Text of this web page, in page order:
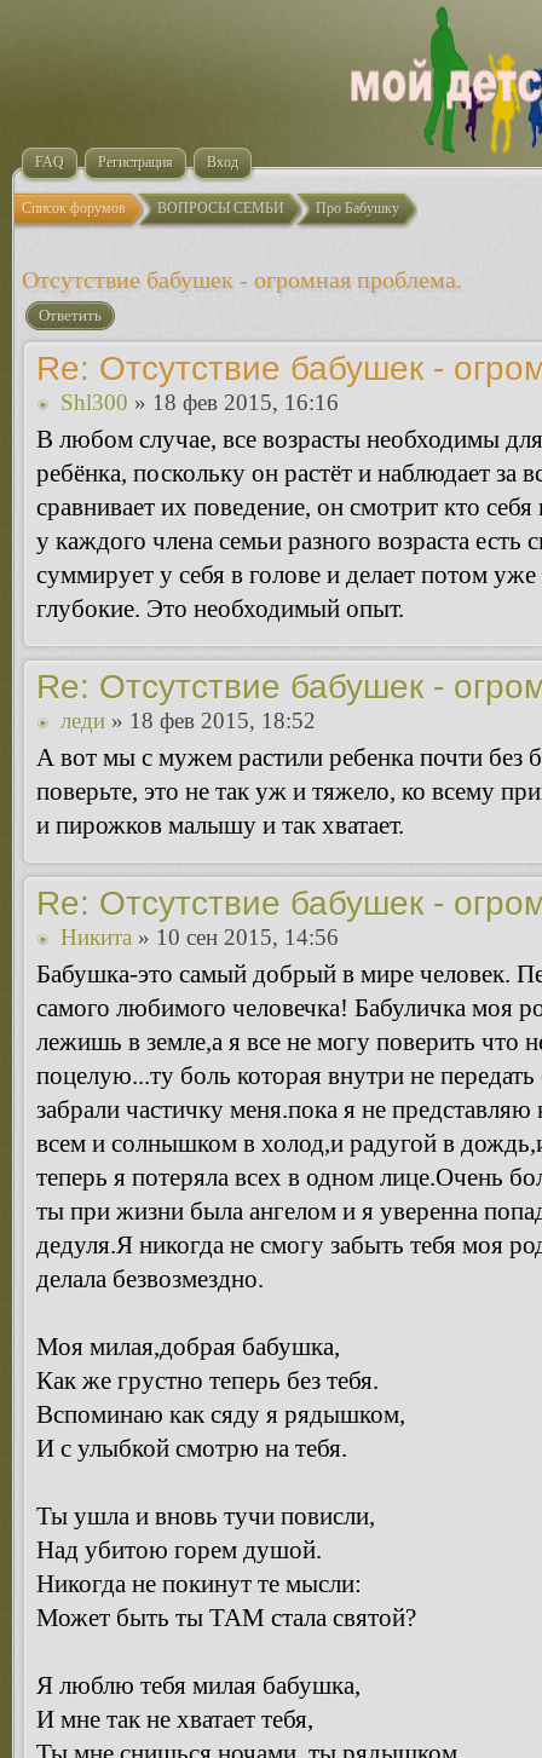
FAQ Регистрация Вход
Список форумов ВОПРОСЫ СЕМЬИ Про Бабушку
Отсутствие бабушек - огромная проблема.
Ответить
Re: Отсутствие бабушек -
Shl300 » 18 фев 2015, 16:16
В любом случае, все возрасты необходимы
ребёнка, поскольку он растёт и наблюдает за
сравнивает их поведение, он смотрит кто себя
у каждого члена семьи разного возраста есть
суммирует у себя в голове и делает потом
глубокие. Это необходимый опыт.
Re: Отсутствие бабушек -
леди » 18 фев 2015, 18:52
А вот мы с мужем растили ребенка почти без
поверьте, это не так уж и тяжело, ко всему
и пирожков малышу и так хватает.
Re: Отсутствие бабушек -
Никита » 10 сен 2015, 14:56
Бабушка-это самый добрый в мире человек.
самого любимого человечка! Бабуличка моя
лежишь в земле,а я все не могу поверить что
поцелую...ту боль которая внутри не
забрали частичку меня.пока я не
всем и солнышком в холод,и радугой в
теперь я потеряла всех в одном лице.Очень
ты при жизни была ангелом и я уверенна
дедуля.Я никогда не смогу забыть тебя моя
делала безвозмездно.
Моя милая,добрая бабушка,
Как же грустно теперь без тебя.
Вспоминаю как сяду я рядышком,
И с улыбкой смотрю на тебя.
Ты ушла и вновь тучи повисли,
Над убитою горем душой.
Никогда не покинут те мысли:
Может быть ты ТАМ стала святой?
Я люблю тебя милая бабушка,
И мне так не хватает тебя,